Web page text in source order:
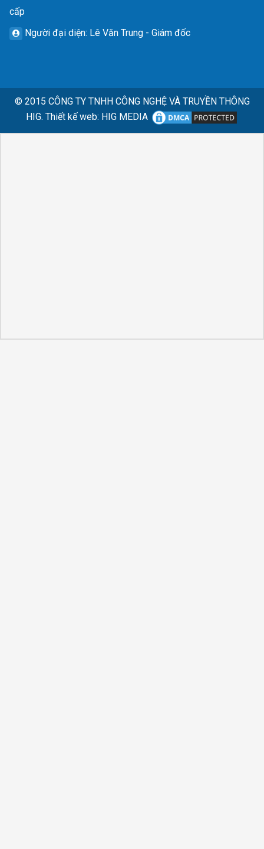
cấp
Người đại diện: Lê Văn Trung - Giám đốc
© 2015 CÔNG TY TNHH CÔNG NGHỆ VÀ TRUYỀN THÔNG
HIG. Thiết kế web: HIG MEDIA